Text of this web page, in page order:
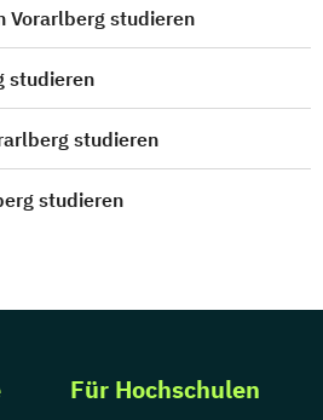
Vorarlberg studieren
studieren
studieren
studieren
Für Hochschulen